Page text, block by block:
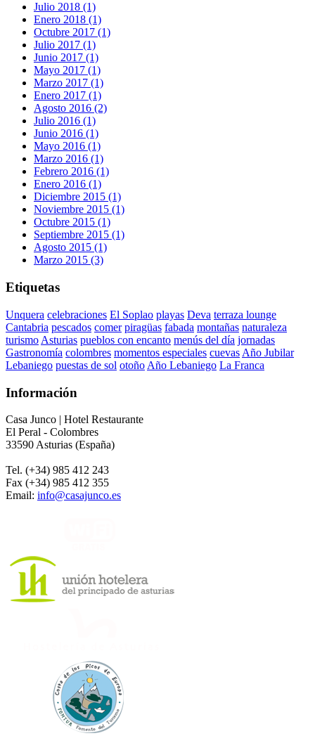
Julio 2018 (1)
Enero 2018 (1)
Octubre 2017 (1)
Julio 2017 (1)
Junio 2017 (1)
Mayo 2017 (1)
Marzo 2017 (1)
Enero 2017 (1)
Agosto 2016 (2)
Julio 2016 (1)
Junio 2016 (1)
Mayo 2016 (1)
Marzo 2016 (1)
Febrero 2016 (1)
Enero 2016 (1)
Diciembre 2015 (1)
Noviembre 2015 (1)
Octubre 2015 (1)
Septiembre 2015 (1)
Agosto 2015 (1)
Marzo 2015 (3)
Etiquetas
Unquera celebraciones El Soplao playas Deva terraza lounge
Cantabria pescados comer piragüas fabada montañas naturaleza
turismo Asturias pueblos con encanto menús del día jornadas
Gastronomía colombres momentos especiales cuevas Año Jubilar
Lebaniego puestas de sol otoño Año Lebaniego La Franca
Información
Casa Junco | Hotel Restaurante
El Peral - Colombres
33590 Asturias (España)
Tel. (+34) 985 412 243
Fax (+34) 985 412 355
Email: info@casajunco.es